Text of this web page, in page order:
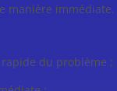
manière
du problème ;